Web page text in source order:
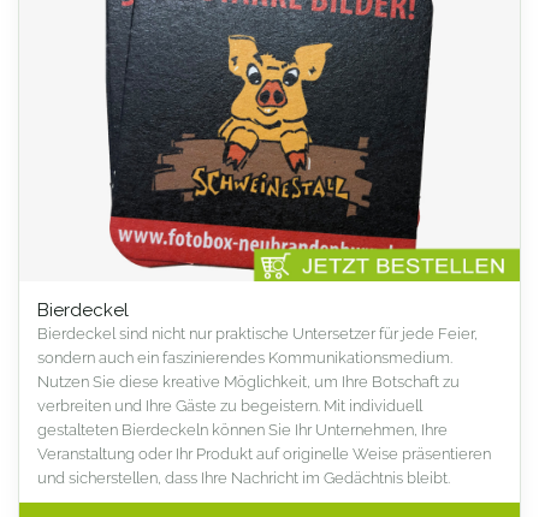
Bierdeckel
Bierdeckel sind nicht nur praktische Untersetzer für jede Feier,
sondern auch ein faszinierendes Kommunikationsmedium.
Nutzen Sie diese kreative Möglichkeit, um Ihre Botschaft zu
verbreiten und Ihre Gäste zu begeistern. Mit individuell
gestalteten Bierdeckeln können Sie Ihr Unternehmen, Ihre
Veranstaltung oder Ihr Produkt auf originelle Weise präsentieren
und sicherstellen, dass Ihre Nachricht im Gedächtnis bleibt.